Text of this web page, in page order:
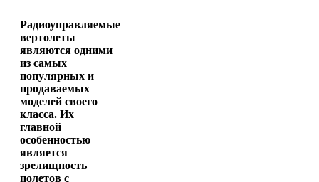
Радиоуправляемые
вертолеты
являются одними
из самых
популярных и
продаваемых
моделей своего
класса. Их
главной
особенностью
является
зрелищность
полетов с